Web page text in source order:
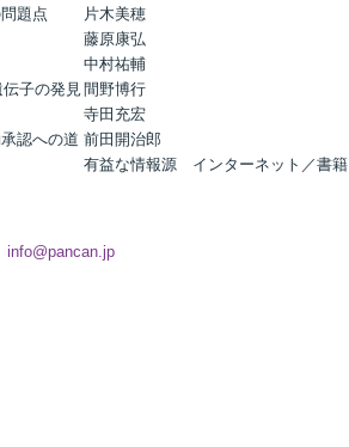
題点
片木美穂
藤原康弘
中村祐輔
子の発見 間野博行
寺田充宏
認への道 前田開治郎
有益な情報源 インターネット／書籍
info@pancan.jp